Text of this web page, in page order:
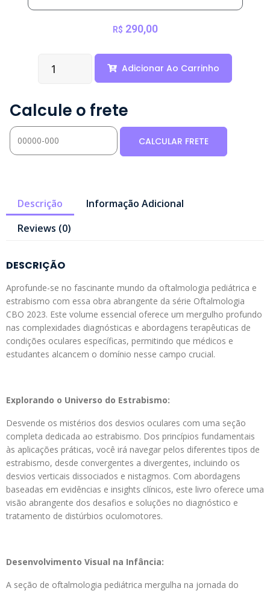
R$ 290,00
Adicionar Ao Carrinho
Calcule o frete
Descrição
Informação Adicional
Reviews (0)
DESCRIÇÃO
Aprofunde-se no fascinante mundo da oftalmologia pediátrica e
estrabismo com essa obra abrangente da série Oftalmologia
CBO 2023. Este volume essencial oferece um mergulho profundo
nas complexidades diagnósticas e abordagens terapêuticas de
condições oculares específicas, permitindo que médicos e
estudantes alcancem o domínio nesse campo crucial.
Explorando o Universo do Estrabismo:
Desvende os mistérios dos desvios oculares com uma seção
completa dedicada ao estrabismo. Dos princípios fundamentais
às aplicações práticas, você irá navegar pelos diferentes tipos de
estrabismo, desde convergentes a divergentes, incluindo os
desvios verticais dissociados e nistagmos. Com abordagens
baseadas em evidências e insights clínicos, este livro oferece uma
visão abrangente dos desafios e soluções no diagnóstico e
tratamento de distúrbios oculomotores.
Desenvolvimento Visual na Infância:
A seção de oftalmologia pediátrica mergulha na jornada do